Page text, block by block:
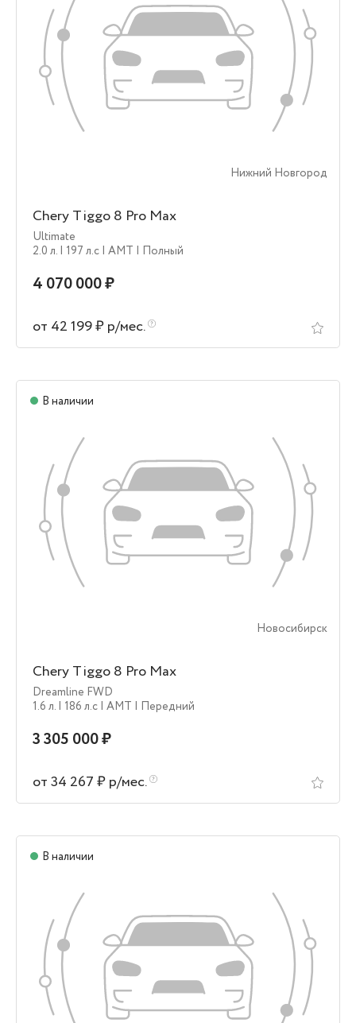
Нижний Новгород
Chery Tiggo 8 Pro Max
Ultimate
2.0 л. | 197 л.c | AMT | Полный
4 070 000 ₽
от 42 199 ₽ р/мес.
В наличии
Новосибирск
Chery Tiggo 8 Pro Max
Dreamline FWD
1.6 л. | 186 л.c | AMT | Передний
3 305 000 ₽
от 34 267 ₽ р/мес.
В наличии